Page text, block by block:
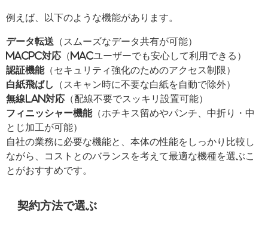
例えば、以下のような機能があります。
データ転送 （スムーズなデータ共有が可能）
MacPC対応 （Macユーザーでも安心して利用できる）
認証機能（セキュリティ強化のためのアクセス制限）
白紙飛ばし
（スキャン時に不要な白紙を自動で除外）
無線LAN対応 （配線不要でスッキリ設置可能）
フィニッシャー機能（ホチキス留めやパンチ、中折り・中
とじ加工が可能）
自社の業務に必要な機能と、本体の性能をしっかり比較し
ながら、コストとのバランスを考えて最適な機種を選ぶこ
とがおすすめです。
契約方法で選ぶ